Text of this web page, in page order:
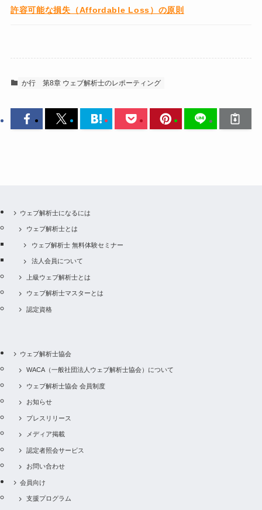
許容可能な損失（Affordable Loss）の原則
か行 第8章 ウェブ解析士のレポーティング
ウェブ解析士になるには
ウェブ解析士とは
ウェブ解析士 無料体験セミナー
法人会員について
上級ウェブ解析士とは
ウェブ解析士マスターとは
認定資格
ウェブ解析士協会
WACA（一般社団法人ウェブ解析士協会）について
ウェブ解析士協会 会員制度
お知らせ
プレスリリース
メディア掲載
認定者照会サービス
お問い合わせ
会員向け
支援プログラム